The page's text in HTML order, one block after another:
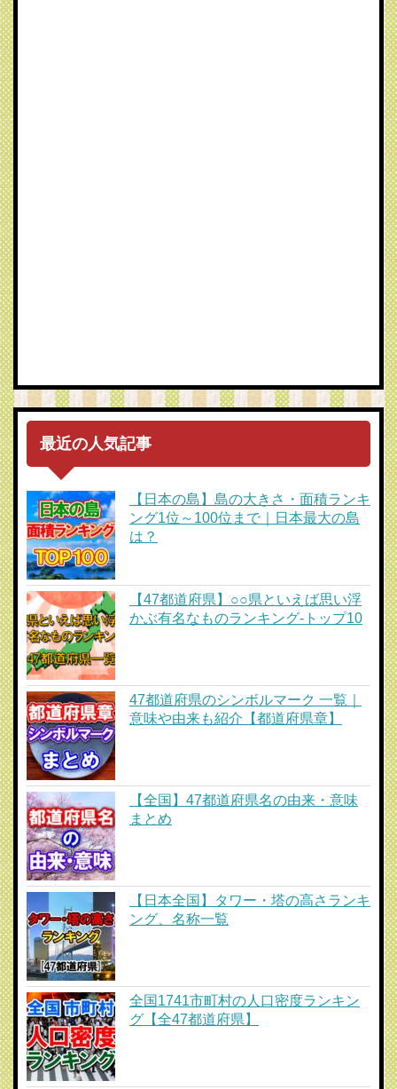
最近の人気記事
【日本の島】島の大きさ・面積ランキ
ング1位～100位まで｜日本最大の島
は？
【47都道府県】○○県といえば思い浮
かぶ有名なものランキング-トップ10
47都道府県のシンボルマーク 一覧｜
意味や由来も紹介【都道府県章】
【全国】47都道府県名の由来・意味
まとめ
【日本全国】タワー・塔の高さランキ
ング、名称一覧
全国1741市町村の人口密度ランキン
グ【全47都道府県】